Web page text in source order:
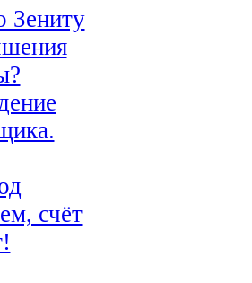
Зениту
счёт